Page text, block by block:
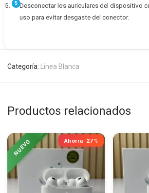
Desconectar los auriculares del dispositivo
uso para evitar desgaste del conector.
Categoría: Linea Blanca
Productos relacionados
Ahorra 27%